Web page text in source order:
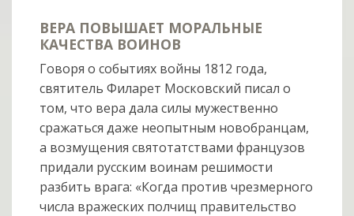
ВЕРА ПОВЫШАЕТ МОРАЛЬНЫЕ
КАЧЕСТВА ВОИНОВ
Говоря о событиях войны 1812 года,
святитель Филарет Московский писал о
том, что вера дала силы мужественно
сражаться даже неопытным новобранцам,
а возмущения святотатствами французов
придали русским воинам решимости
разбить врага: «Когда против чрезмерного
числа вражеских полчищ правительство